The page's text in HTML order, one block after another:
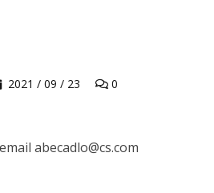
2021 / 09 / 23 0
abecadlo@cs.com